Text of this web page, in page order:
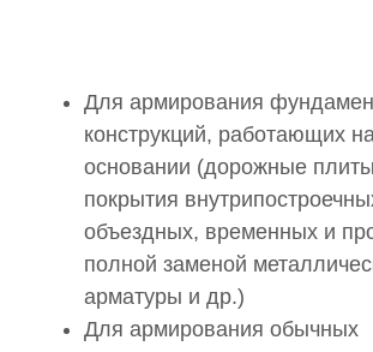
Для армирования
конструкций, работающих
основании (дорожные
покрытия
объездных, временных и
полной заменой
арматуры и др.)
Для армирования обычных